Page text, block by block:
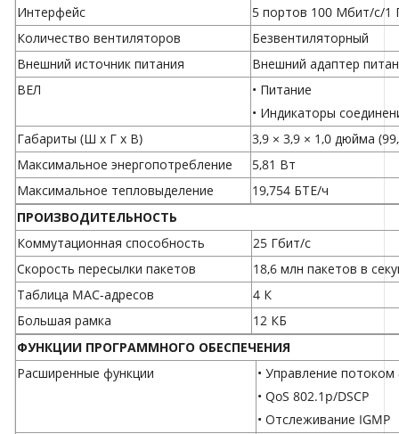
Интерфейс
5 портов 100 Мбит/с/1
Количество вентиляторов
Безвентиляторный
Внешний источник питания
Внешний адаптер
ВЕЛ
• Питание
• Индикаторы
Габариты (Ш x Г x В)
3,9 × 3,9 × 1,0 дюйма
Максимальное энергопотребление
5,81 Вт
Максимальное тепловыделение
19,754 БТЕ/ч
ПРОИЗВОДИТЕЛЬНОСТЬ
Коммутационная способность
25 Гбит/с
Скорость пересылки пакетов
18,6 млн пакетов в
Таблица MAC-адресов
4 К
Большая рамка
12 КБ
ФУНКЦИИ ПРОГРАММНОГО ОБЕСПЕЧЕНИЯ
Расширенные функции
• Управление потоком
• QoS 802.1p/DSCP
• Отслеживание IGMP